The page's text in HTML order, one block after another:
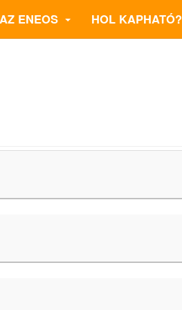
AZ ENEOS HOL KAPHATÓ?